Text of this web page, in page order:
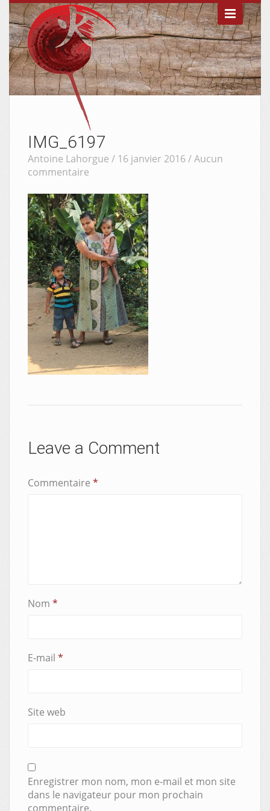

IMG_6197
Antoine Lahorgue / 16 janvier 2016 /Aucun
commentaire
Leave a Comment
Commentaire *
Nom *
E-mail *
Site web
Enregistrer mon nom, mon e-mail et mon site
dans le navigateur pour mon prochain
commentaire.